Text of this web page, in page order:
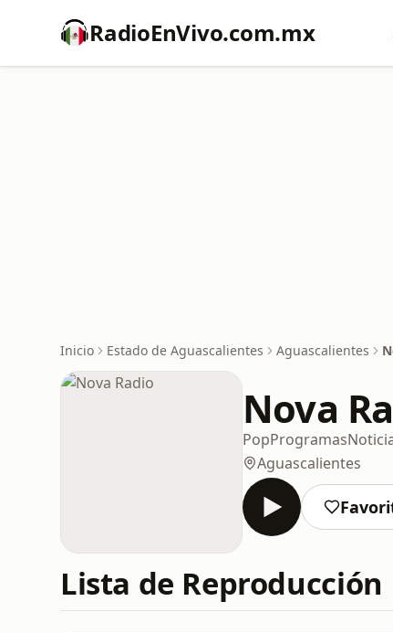
RadioEnVivo.com.mx
Inicio Estado de Aguascalientes Aguascalientes
Nova
PopProgramas
Aguascalientes
Lista de Reproducción